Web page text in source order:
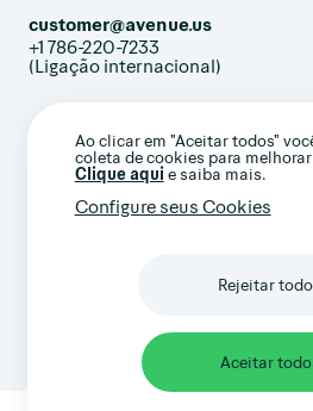
Ao clicar em "Aceitar todos"
coleta de cookies para
Clique aqui e saiba mais.
Configure seus Cookies
Rejeitar
Aceitar
customer@avenue.us
+1 786-220-7233
(Ligação internacional)
Confira nossos termos gerais e
importantes